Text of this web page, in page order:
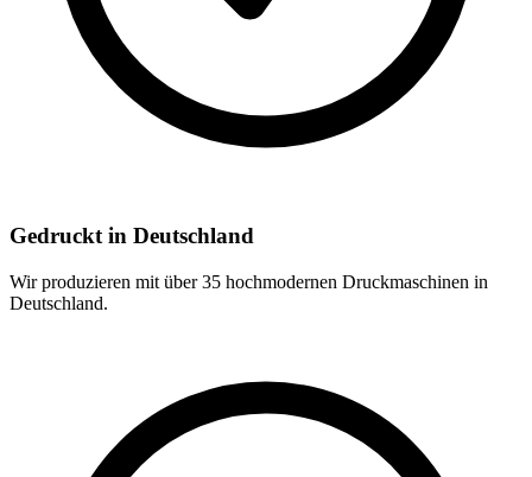
Gedruckt in Deutschland
Wir produzieren mit über 35 hochmodernen Druckmaschinen in
Deutschland.